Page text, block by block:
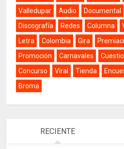
Valledupar
Audio Documental
Discografía
Redes Columna
Letra
Colombia Gira
Promoción
Carnavales
Concurso
Viral Tienda
Broma
RECIENTE